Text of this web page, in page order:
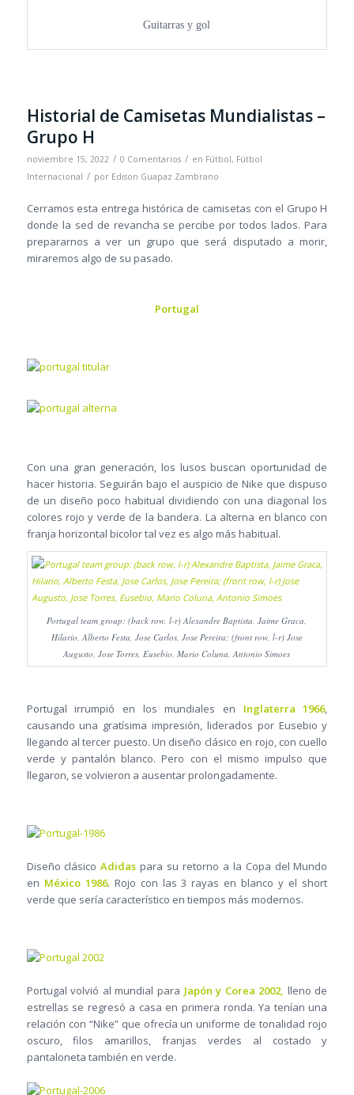
Guitarras y gol
Historial de Camisetas Mundialistas –
Grupo H
noviembre 15, 2022 / 0 Comentarios / en Fútbol, Fútbol
Internacional / por Edison Guapaz Zambrano
Cerramos esta entrega histórica de camisetas con el Grupo H
donde la sed de revancha se percibe por todos lados. Para
prepararnos a ver un grupo que será disputado a morir,
miraremos algo de su pasado.
Portugal
Con una gran generación, los lusos buscan oportunidad de
hacer historia. Seguirán bajo el auspicio de Nike que dispuso
de un diseño poco habitual dividiendo con una diagonal los
colores rojo y verde de la bandera. La alterna en blanco con
franja horizontal bicolor tal vez es algo más habitual.
Portugal team group: (back row, l-r) Alexandre Baptista, Jaime Graca,
Hilario, Alberto Festa, Jose Carlos, Jose Pereira; (front row, l-r) Jose
Augusto, Jose Torres, Eusebio, Mario Coluna, Antonio Simoes
Portugal irrumpió en los mundiales en Inglaterra 1966,
causando una gratísima impresión, liderados por Eusebio y
llegando al tercer puesto. Un diseño clásico en rojo, con cuello
verde y pantalón blanco. Pero con el mismo impulso que
llegaron, se volvieron a ausentar prolongadamente.
Diseño clásicoAdidas para su retorno a la Copa del Mundo
en México 1986. Rojo con las 3 rayas en blanco y el short
verde que sería característico en tiempos más modernos.
Portugal volvió al mundial para Japón y Corea 2002, lleno de
estrellas se regresó a casa en primera ronda. Ya tenían una
relación con “Nike” que ofrecía un uniforme de tonalidad rojo
oscuro, filos amarillos, franjas verdes al costado y
pantaloneta también en verde.